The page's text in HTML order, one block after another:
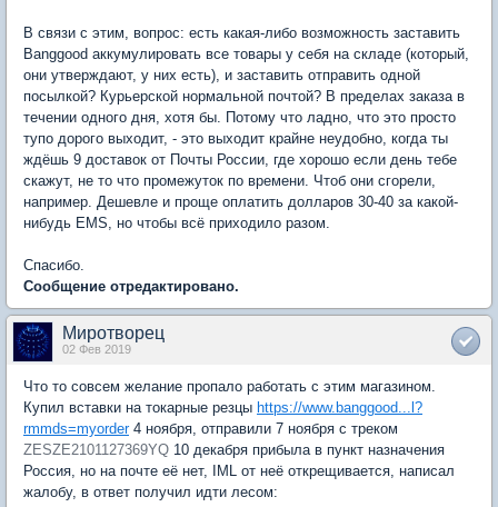
В связи с этим, вопрос: есть какая-либо возможность заставить
Banggood аккумулировать все товары у себя на складе (который,
они утверждают, у них есть), и заставить отправить одной
посылкой? Курьерской нормальной почтой? В пределах заказа в
течении одного дня, хотя бы. Потому что ладно, что это просто
тупо дорого выходит, - это выходит крайне неудобно, когда ты
ждёшь 9 доставок от Почты России, где хорошо если день тебе
скажут, не то что промежуток по времени. Чтоб они сгорели,
например. Дешевле и проще оплатить долларов 30-40 за какой-
нибудь EMS, но чтобы всё приходило разом.
Спасибо.
Сообщение отредактировано.
Миротворец
02 Фев 2019
Что то совсем желание пропало работать с этим магазином.
Купил вставки на токарные резцы https://www.banggood...l?
rmmds=myorder4 ноября, отправили 7 ноября с треком
ZESZE2101127369YQ 10 декабря прибыла в пункт назначения
Россия, но на почте её нет, IML от неё открещивается, написал
жалобу, в ответ получил идти лесом: